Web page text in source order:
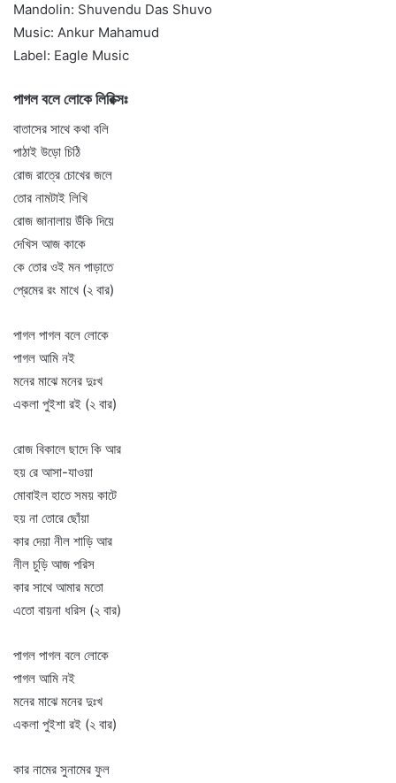
Mandolin: Shuvendu Das Shuvo
Music: Ankur Mahamud
Label: Eagle Music
পাগল বলে লোকে লিরিক্সঃ
বাতাসের সাথে কথা বলি
পাঠাই উড়ো চিঠি
রোজ রাত্রে চোখের জলে
তোর নামটাই লিখি
রোজ জানালায় উঁকি দিয়ে
দেখিস আজ কাকে
কে তোর ওই মন পাড়াতে
প্রেমের রং মাখে (২ বার)
পাগল পাগল বলে লোকে
পাগল আমি নই
মনের মাঝে মনের দুঃখ
একলা পুইশা রই (২ বার)
রোজ বিকালে ছাদে কি আর
হয় রে আসা-যাওয়া
মোবাইল হাতে সময় কাটে
হয় না তোরে ছোঁয়া
কার দেয়া নীল শাড়ি আর
নীল চুড়ি আজ পরিস
কার সাথে আমার মতো
এতো বায়না ধরিস (২ বার)
পাগল পাগল বলে লোকে
পাগল আমি নই
মনের মাঝে মনের দুঃখ
একলা পুইশা রই (২ বার)
কার নামের সুনামের ফুল